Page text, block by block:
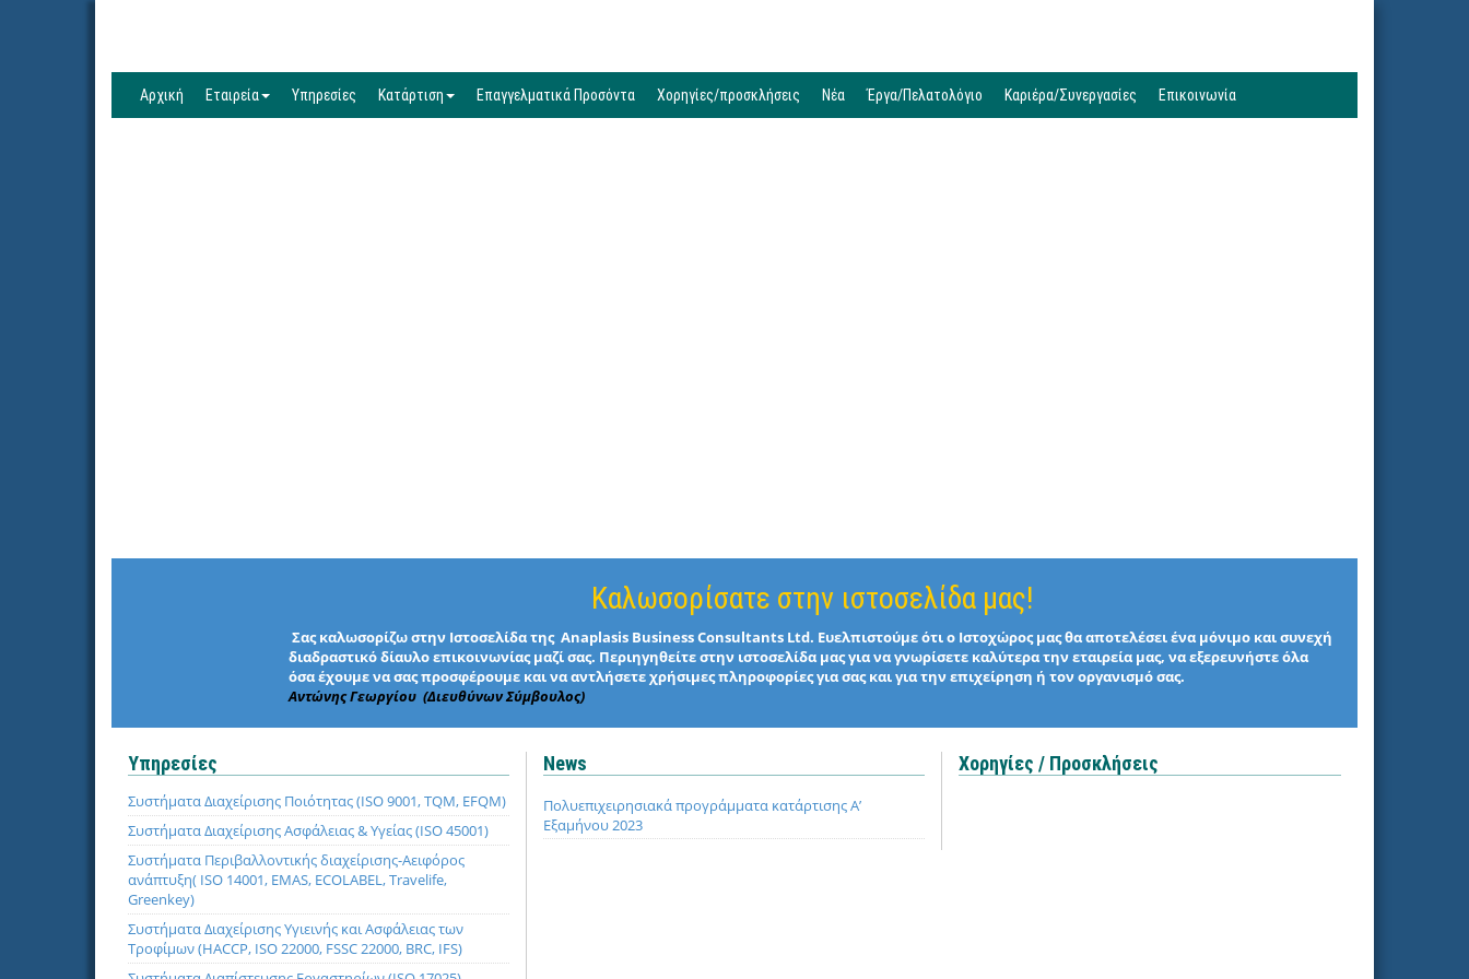
Αρχική Εταιρεία Υπηρεσίες Κατάρτιση Επαγγελματικά Προσόντα Χορηγίες/προσκλήσεις Νέα Έργα/Πελατολόγιο Καριέρα/Συνεργασίες Επικοινωνία
Καλωσορίσατε στην ιστοσελίδα μας!
Σας καλωσορίζω στην Ιστοσελίδα της Anaplasis Business Consultants Ltd. Ευελπιστούμε ότι ο Ιστοχώρος μας θα αποτελέσει ένα μόνιμο και συνεχή
διαδραστικό δίαυλο επικοινωνίας μαζί σας. Περιηγηθείτε στην ιστοσελίδα μας για να γνωρίσετε καλύτερα την εταιρεία μας, να εξερευνήστε όλα
όσα έχουμε να σας προσφέρουμε και να αντλήσετε χρήσιμες πληροφορίες για σας και για την επιχείρηση ή τον οργανισμό σας.
Αντώνης Γεωργίου (Διευθύνων Σύμβουλος)
Υπηρεσίες
Συστήματα Διαχείρισης Ποιότητας (ISO 9001, TQM, EFQM)
Συστήματα Διαχείρισης Ασφάλειας & Υγείας (ISO 45001)
Συστήματα Περιβαλλοντικής διαχείρισης-Αειφόρος
ανάπτυξη( ISO 14001, EMAS, ECOLABEL, Travelife,
Greenkey)
Συστήματα Διαχείρισης Υγιεινής και Ασφάλειας των
Τροφίμων (HACCP, ISO 22000, FSSC 22000, BRC, IFS)
News
Πολυεπιχειρησιακά προγράμματα κατάρτισης Α’
Εξαμήνου 2023
Χορηγίες / Προσκλήσεις